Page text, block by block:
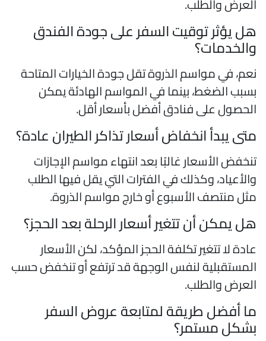
يؤثر توقيت السفر على جودة الفندق
في مواسم الذروة تقل جودة الخيارات المتاحة
الضغط، بينما في المواسم الهادئة يمكن
على فنادق أفضل بأسعار أقل.
يبدأ انخفاض أسعار تذاكر الطيران عادة؟
الأسعار غالبًا بعد انتهاء مواسم الإجازات
وكذلك في الفترات التي يقل فيها الطلب
منتصف الأسبوع أو خارج مواسم الذروة.
يمكن أن تتغير أسعار الرحلة بعد الحجز؟
لا تتغير تكلفة الحجز المؤكد، لكن الأسعار
لنفس الوجهة قد ترتفع أو تنخفض حسب
والطلب.
أفضل طريقة لمتابعة عروض السفر
مستمر؟